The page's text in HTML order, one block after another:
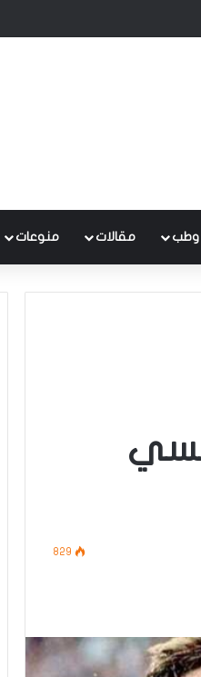
البنك الدولي
وطب مقالات منوعات
829